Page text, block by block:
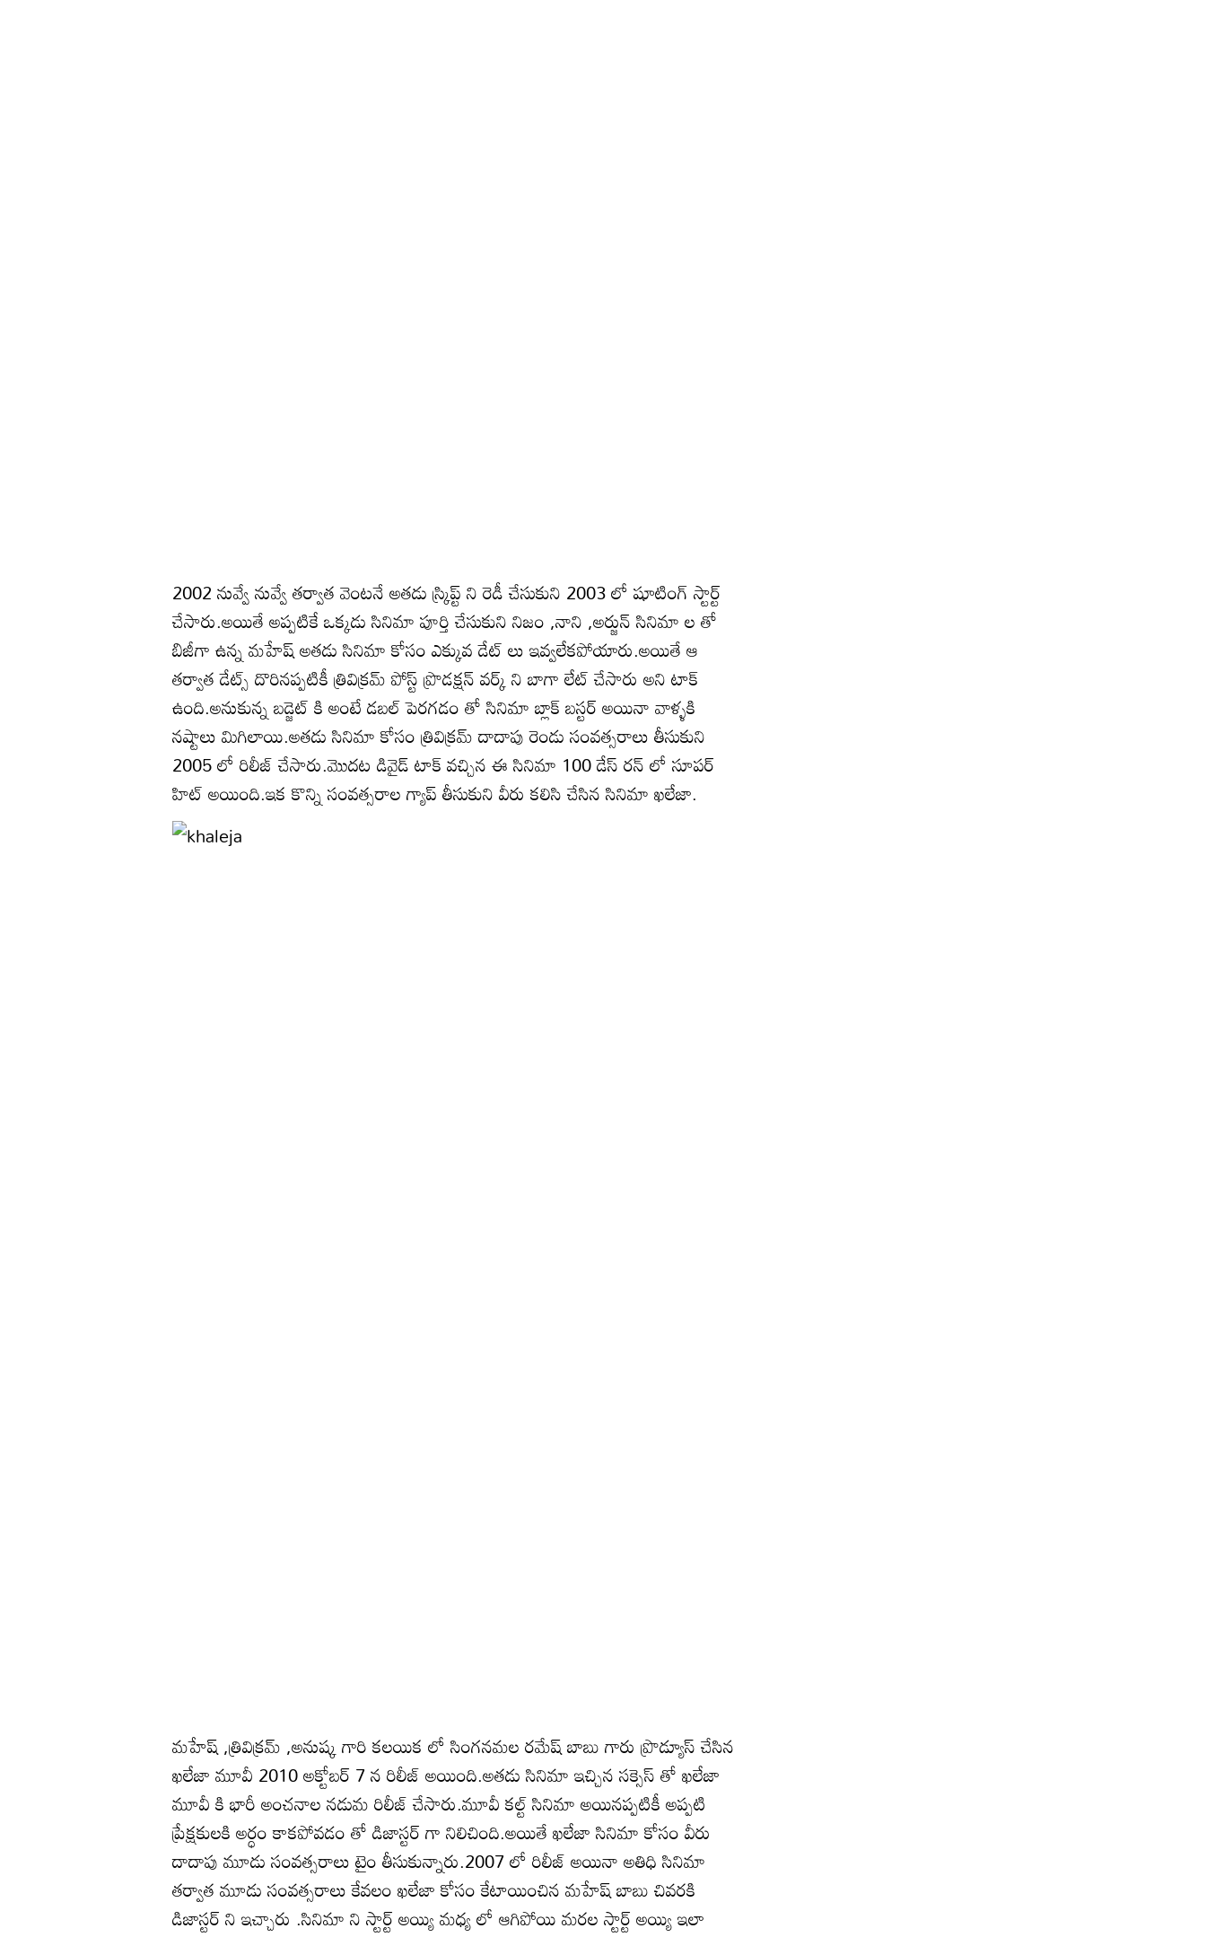
2002 నువ్వే నువ్వే తర్వాత వెంటనే అతడు స్క్రిప్ట్ ని రెడీ చేసుకుని 2003 లో షూటింగ్ స్టార్ట్
చేసారు.అయితే అప్పటికే ఒక్కడు సినిమా పూర్తి చేసుకుని నిజం ,నాని ,అర్జున్ సినిమా ల తో
బిజీగా ఉన్న మహేష్ అతడు సినిమా కోసం ఎక్కువ డేట్ లు ఇవ్వలేకపోయారు.అయితే ఆ
తర్వాత డేట్స్ దొరినప్పటికీ త్రివిక్రమ్ పోస్ట్ ప్రొడక్షన్ వర్క్ ని బాగా లేట్ చేసారు అని టాక్
ఉంది.అనుకున్న బడ్జెట్ కి అంటే డబల్ పెరగడం తో సినిమా బ్లాక్ బస్టర్ అయినా వాళ్ళకి
నష్టాలు మిగిలాయి.అతడు సినిమా కోసం త్రివిక్రమ్ దాదాపు రెండు సంవత్సరాలు తీసుకుని
2005 లో రిలీజ్ చేసారు.మొదట డివైడ్ టాక్ వచ్చిన ఈ సినిమా 100 డేస్ రన్ లో సూపర్
హిట్ అయింది.ఇక కొన్ని సంవత్సరాల గ్యాప్ తీసుకుని వీరు కలిసి చేసిన సినిమా ఖలేజా.
మహేష్ ,త్రివిక్రమ్ ,అనుష్క గారి కలయిక లో సింగనమల రమేష్ బాబు గారు ప్రొడ్యూస్ చేసిన
ఖలేజా మూవీ 2010 అక్టోబర్ 7 న రిలీజ్ అయింది.అతడు సినిమా ఇచ్చిన సక్సెస్ తో ఖలేజా
మూవీ కి భారీ అంచనాల నడుమ రిలీజ్ చేసారు.మూవీ కల్ట్ సినిమా అయినప్పటికీ అప్పటి
ప్రేక్షకులకి అర్ధం కాకపోవడం తో డిజాస్టర్ గా నిలిచింది.అయితే ఖలేజా సినిమా కోసం వీరు
దాదాపు మూడు సంవత్సరాలు టైం తీసుకున్నారు.2007 లో రిలీజ్ అయినా అతిధి సినిమా
తర్వాత మూడు సంవత్సరాలు కేవలం ఖలేజా కోసం కేటాయించిన మహేష్ బాబు చివరకి
డిజాస్టర్ ని ఇచ్చారు .సినిమా ని స్టార్ట్ అయ్యి మధ్య లో ఆగిపోయి మరల స్టార్ట్ అయ్యి ఇలా